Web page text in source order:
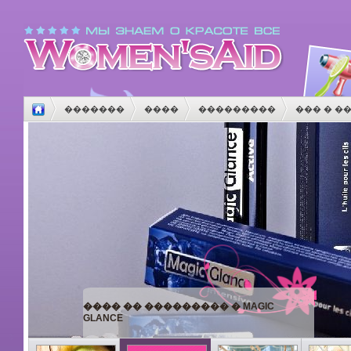
������� ���� ��������� ��� �
���������� ������
���� �� ��������� � MAGIC
GLANCE